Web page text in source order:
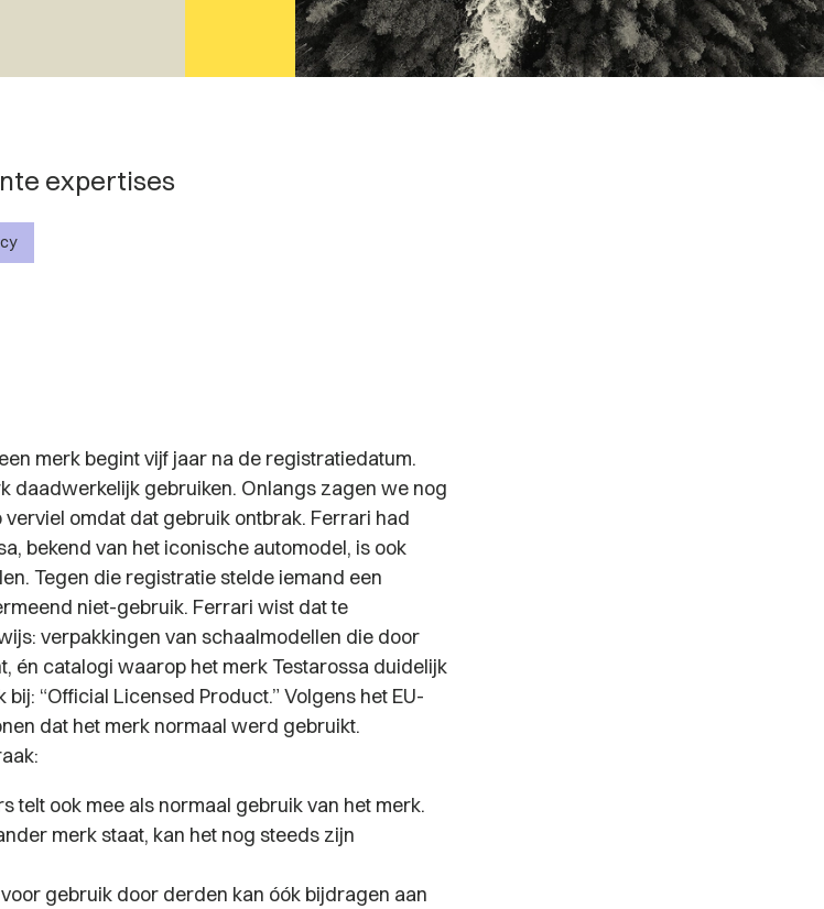
expertises
merk begint vijf jaar na de registratiedatum.
daadwerkelijk gebruiken. Onlangs zagen we nog
omdat dat gebruik ontbrak. Ferrari had
bekend van het iconische automodel, is ook
Tegen die registratie stelde iemand een
niet-gebruik. Ferrari wist dat te
verpakkingen van schaalmodellen die door
én catalogi waarop het merk Testarossa duidelijk
bij: “Official Licensed Product.” Volgens het EU-
dat het merk normaal werd gebruikt.
telt ook mee als normaal gebruik van het merk.
merk staat, kan het nog steeds zijn
gebruik door derden kan óók bijdragen aan